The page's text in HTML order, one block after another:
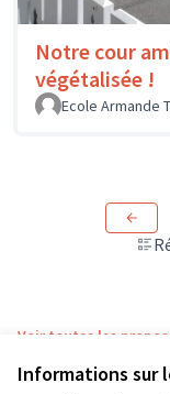
Informations sur
Notre cour
végétalisée !
Ecole Armande
Voir toutes les